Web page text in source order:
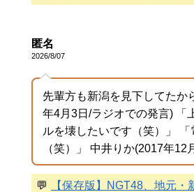
匿名
2026/8/07
先輩方も新潟を見下してたか
年4月3日/ラジオでの発言) 「
ルを壊したいです（笑）」
（笑）」 中井りか(2017年12
💬
【保存版】NGT48、地元・